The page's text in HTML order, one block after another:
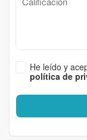
He leído y
política de